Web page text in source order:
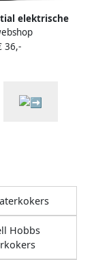
elektrische
precieze
automatische
36,-
Hobbs